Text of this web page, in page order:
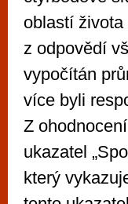
oblastí
z odpovědí
vypočítán
více byli
Z
ukazatel
který